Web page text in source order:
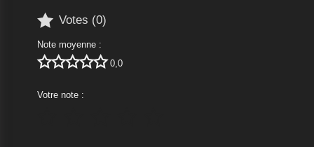
 Votes (0)
Note moyenne :
 0,0
Votre note :